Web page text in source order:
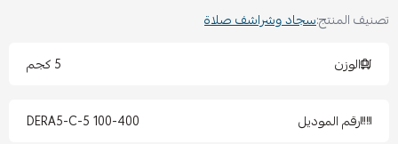
طويلاً. مثالي لغرف الجلوس والمجالس الواسعة.
✅
خامة نانو ثقيلة متينة تدوم سنوات.
مقاس كبير (400×100 سم) مناسب للمساحات الواسعة.
تصنيف المنتج:سجاد وشراشف صلاة
الوزن
5 كجم
رقم الموديل DERA5-C-5 100-400